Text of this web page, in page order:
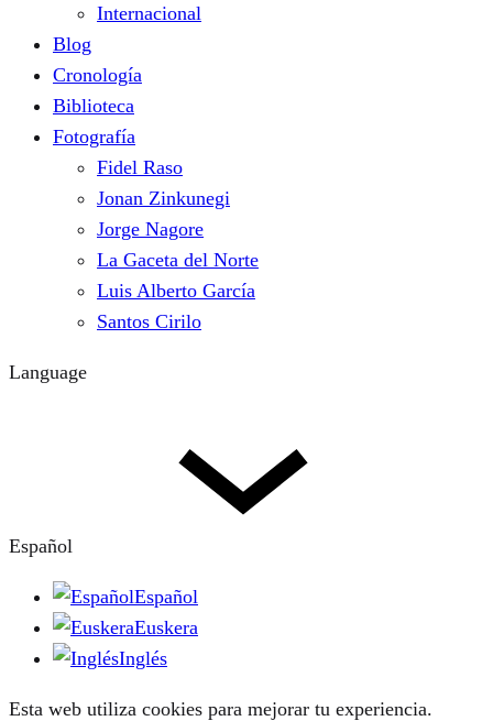
Internacional
Blog
Cronología
Biblioteca
Fotografía
Fidel Raso
Jonan Zinkunegi
Jorge Nagore
La Gaceta del Norte
Luis Alberto García
Santos Cirilo
Language
Español
Español
Euskera
Inglés
Esta web utiliza cookies para mejorar tu experiencia.